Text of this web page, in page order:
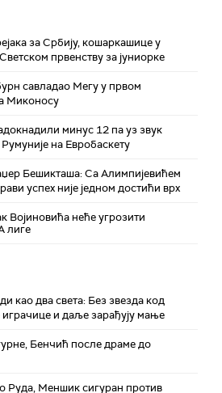
за Србију, кошаркашице у
првенству за јуниорке
савладао Мегу у првом
Миконосу
минус 12 па уз звук
на Евробаскету
Бешикташа: Са Алимпијевићем
успех није једном достићи врх
Војиновића неће угрозити
лиге
као два света: Без звезда код
и даље зарађују мање
Бенчић после драме до
Руда, Меншик сигуран против